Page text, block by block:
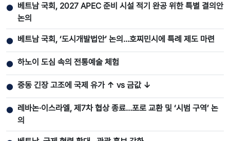
● 베트남 국회, 2027 APEC 준비 시설 적기 완공 위한 특별 결의안
논의
● 베트남 국회, ‘도시개발법안’ 논의…호찌민시에 특례 제도 마련
● 하노이 도심 속의 전통예술 체험
● 중동 긴장 고조에 국제 유가 ↑ vs 금값 ↓
● 레바논·이스라엘, 제7차 협상 종료…포로 교환 및 ‘시범 구역’ 논
의